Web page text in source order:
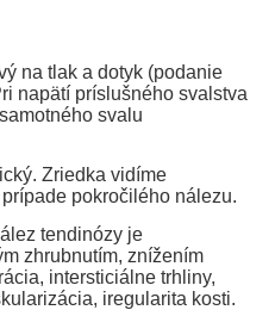
na tlak a dotyk (podanie
napätí príslušného svalstva
svalu
Zriedka vidíme
pokročilého nálezu.
tendinózy je
zhrubnutím, znížením
intersticiálne trhliny,
iregularita kosti.